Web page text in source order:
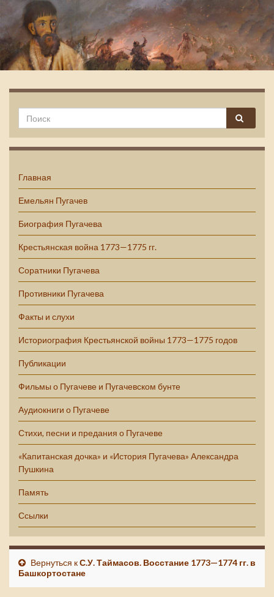
Емельян Пугачев
Главная
Емельян Пугачев
Биография Пугачева
Крестьянская война 1773—1775 гг.
Соратники Пугачева
Противники Пугачева
Факты и слухи
Историография Крестьянской войны 1773—1775 годов
Публикации
Фильмы о Пугачеве и Пугачевском бунте
Аудиокниги о Пугачеве
Стихи, песни и предания о Пугачеве
«Капитанская дочка» и «История Пугачева» Александра
Пушкина
Память
Ссылки
Вернуться кС.У. Таймасов. Восстание 1773—1774 гг. в
Башкортостане